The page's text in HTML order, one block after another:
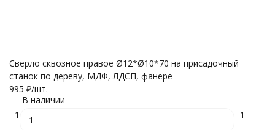
Сверло сквозное правое Ø12*Ø10*70 на присадочный
станок по дереву, МДФ, ЛДСП, фанере
995 ₽/шт.
В наличии
1
1